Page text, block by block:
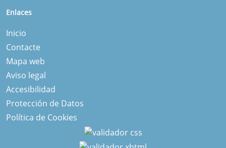
Enlaces
Inicio
Contacte
Mapa web
Aviso legal
Accesibilidad
Protección de Datos
Política de Cookies